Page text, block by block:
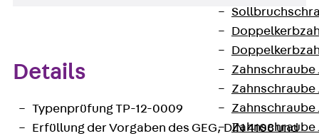
Zahnschraube
Zahnschraube
Zahnschraube
Zahnschraube
Details
Typenprüfung TP-12-0009
Erfüllung der Vorgaben des GEG, DIN 4108 und